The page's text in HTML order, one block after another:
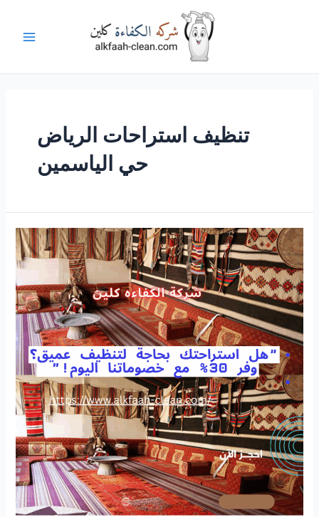
تنظيف استراحات الرياض
حي الياسمين